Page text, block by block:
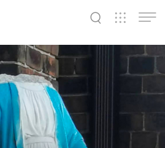
Shalom
Media
Shalom
Tidings
✕
✕
✕
✕
✕
✕
✕
✕
✕
✕
✕
✕
✕